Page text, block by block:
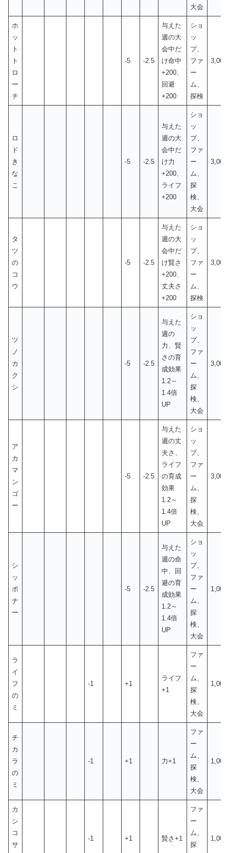
大会
ホ
ッ
ト
ト
ロ
ー
チ
-5 -2.5
与えた
週の大
会中だ
け命中
+200、
回避
+200
ショ
ッ
プ、
ファ
ー
ム、
探検
3,000
ロ
ド
き
な
こ
-5 -2.5
与えた
週の大
会中だ
け力
+200、
ライフ
+200
ショ
ッ
プ、
ファ
ー
ム、
探
検、
大会
3,000
タ
ツ
の
コ
ウ
-5 -2.5
与えた
週の大
会中だ
け賢さ
+200、
丈夫さ
+200
ショ
ッ
プ、
ファ
ー
ム、
探検
3,000
ツ
ノ
カ
ク
シ
-5 -2.5
与えた
週の
力、賢
さの育
成効果
1.2～
1.4倍
UP
ショ
ッ
プ、
ファ
ー
ム、
探
検、
大会
3,000
ア
カ
マ
ン
ゴ
ー
-5 -2.5
与えた
週の丈
夫さ、
ライフ
の育成
効果
1.2～
1.4倍
UP
ショ
ッ
プ、
ファ
ー
ム、
探
検、
大会
3,000
シ
ッ
ポ
ナ
ー
-5 -2.5
与えた
週の命
中、回
避の育
成効果
1.2～
1.4倍
UP
ショ
ッ
プ、
ファ
ー
ム、
探
検、
大会
1,000
ラ
イ
フ
の
ミ
-1 +1
ライフ
+1
ファ
ー
ム、
探
検、
大会
1,000
チ
カ
ラ
の
ミ
-1 +1 力+1
ファ
ー
ム、
探
検、
大会
1,000
カ
シ
コ
サ
-1 +1 賢さ+1
ファ
ー
ム、
探
1,000